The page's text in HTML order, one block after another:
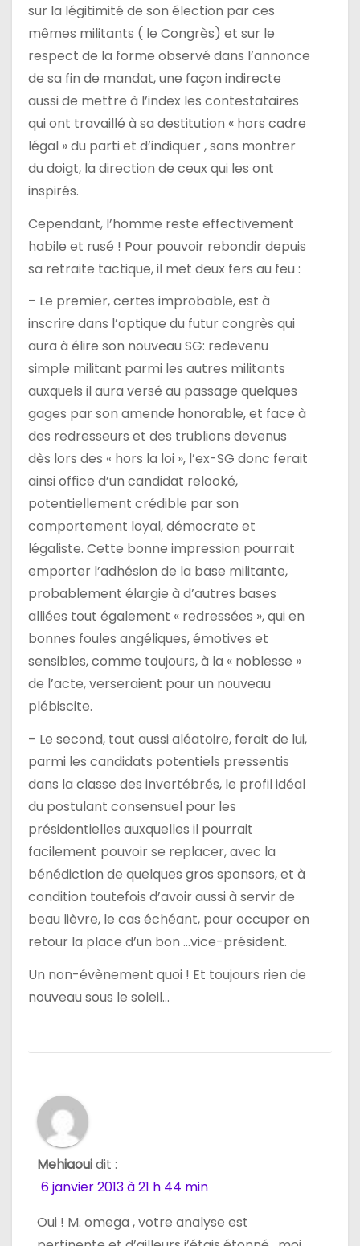
sur la légitimité de son élection par ces
mêmes militants ( le Congrès) et sur le
respect de la forme observé dans l’annonce
de sa fin de mandat, une façon indirecte
aussi de mettre à l’index les contestataires
qui ont travaillé à sa destitution « hors cadre
légal » du parti et d’indiquer , sans montrer
du doigt, la direction de ceux qui les ont
inspirés.
Cependant, l’homme reste effectivement
habile et rusé ! Pour pouvoir rebondir depuis
sa retraite tactique, il met deux fers au feu :
– Le premier, certes improbable, est à
inscrire dans l’optique du futur congrès qui
aura à élire son nouveau SG: redevenu
simple militant parmi les autres militants
auxquels il aura versé au passage quelques
gages par son amende honorable, et face à
des redresseurs et des trublions devenus
dès lors des « hors la loi », l’ex-SG donc ferait
ainsi office d’un candidat relooké,
potentiellement crédible par son
comportement loyal, démocrate et
légaliste. Cette bonne impression pourrait
emporter l’adhésion de la base militante,
probablement élargie à d’autres bases
alliées tout également « redressées », qui en
bonnes foules angéliques, émotives et
sensibles, comme toujours, à la « noblesse »
de l’acte, verseraient pour un nouveau
plébiscite.
– Le second, tout aussi aléatoire, ferait de lui,
parmi les candidats potentiels pressentis
dans la classe des invertébrés, le profil idéal
du postulant consensuel pour les
présidentielles auxquelles il pourrait
facilement pouvoir se replacer, avec la
bénédiction de quelques gros sponsors, et à
condition toutefois d’avoir aussi à servir de
beau lièvre, le cas échéant, pour occuper en
retour la place d’un bon …vice-président.
Un non-évènement quoi ! Et toujours rien de
nouveau sous le soleil…
Mehiaouidit :
6 janvier 2013 à 21 h 44 min
Oui ! M. omega , votre analyse est